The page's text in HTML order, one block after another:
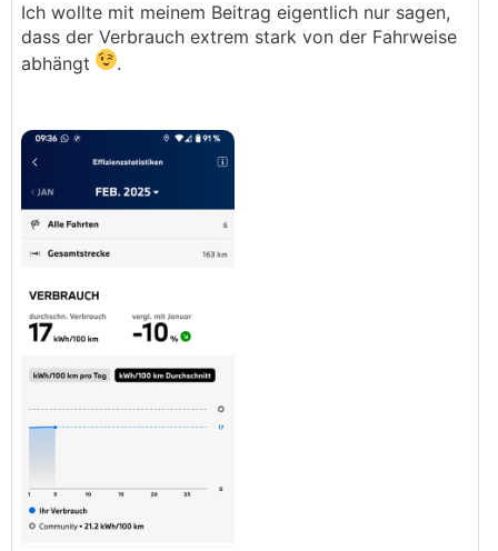
Ich wollte mit meinem Beitrag eigentlich nur sagen,
dass der Verbrauch extrem stark von der Fahrweise
abhängt
.